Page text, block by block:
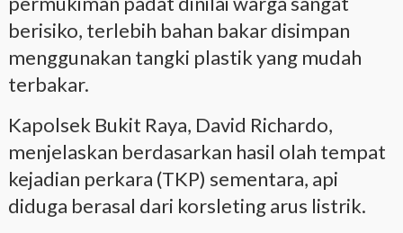
berisiko, terlebih bahan bakar disimpan
menggunakan tangki plastik yang mudah
terbakar.
Kapolsek Bukit Raya, David Richardo,
menjelaskan berdasarkan hasil olah tempat
kejadian perkara (TKP) sementara, api
diduga berasal dari korsleting arus listrik.